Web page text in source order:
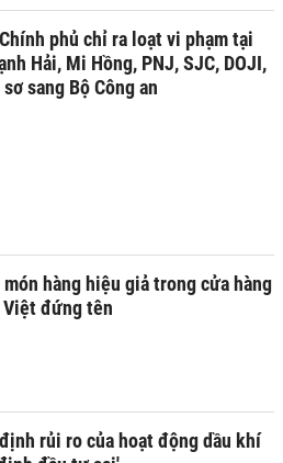
phủ chỉ ra loạt vi phạm tại
Hải, Mi Hồng, PNJ, SJC, DOJI,
sang Bộ Công an
món hàng hiệu giả trong cửa hàng
đứng tên
rủi ro của hoạt động dầu khí